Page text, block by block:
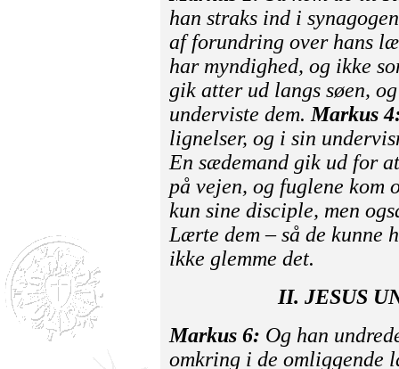
han straks ind i
af forundring over hans
har myndighed, og ikke
gik atter ud langs søen,
underviste dem. Markus
lignelser, og i sin
En sædemand gik ud for
på vejen, og fuglene kom
kun sine disciple, men
Lærte dem – så de kunne
ikke glemme det.
II. JESUS
Markus 6: Og han
omkring i de omliggende